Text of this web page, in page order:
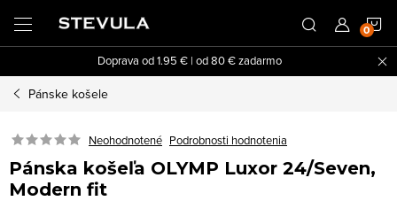
obsah
Doprava od 1.95 € | od 80 € zadarmo
Pánske košele
Neohodnotené Podrobnosti hodnotenia
Pánska košeľa OLYMP Luxor 24/Seven,
Modern fit